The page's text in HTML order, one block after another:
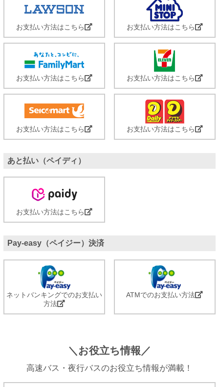
お支払い方法はこちら お支払い方法はこちら
お支払い方法はこちら お支払い方法はこちら
お支払い方法はこちら お支払い方法はこちら
あと払い（ペイディ）
お支払い方法はこちら
Pay-easy（ペイジー）決済
ネットバンキングでのお支払い
方法
ATMでのお支払い方法
＼お役立ち情報／
高速バス・夜行バスのお役立ち情報が満載！